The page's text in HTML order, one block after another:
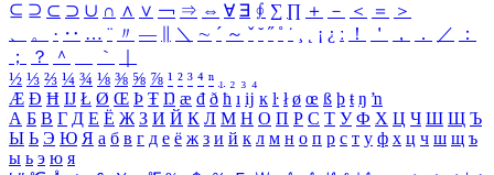
⊆ ⊇ ⊂ ⊃ ∪ ∩ ∧ ∨ ￢ ⇒ ⇔ ∀ ∃ ∮ ∑ ∏ ＋ － ＜ ＝
＞
、
。 · ‥ … ¨ 〃 ― ＼ ∼ ´ ～ ˇ ˘ ˝ ˚ ˙ ¸ ¡ ¿ ː ！ ＇ ， ． ／
：
；
？ ＾ ｀
½ ⅓ ⅔ ¼ ¾ ⅛ ⅜ ⅝ ⅞ ¹ ² ³ ⁴ ⁿ ₁ ₂ ₃ ₄
Æ Ð Ħ Ĳ Ł Ø Œ Þ Ŧ Ŋ æ đ ð ħ ı ĳ ĸ ŀ ł ø œ ß þ ŧ ŋ ŉ
А Б В Г Д Е Ё Ж З И Й К Л М Н О П Р С Т У Ф Х Ц Ч Ш Щ Ъ
Ы Ь Э Ю Я а б в г д е ё ж з и й к л м н о п р с т у ф х ц ч ш щ ъ
ы ь э ю я